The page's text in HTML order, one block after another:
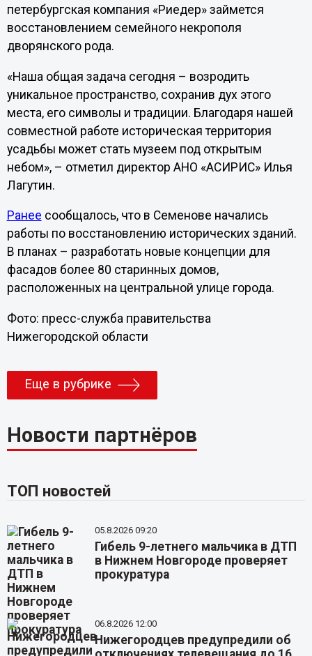
петербургская компания «Риедер» займется
восстановлением семейного некрополя
дворянского рода.
«Наша общая задача сегодня – возродить
уникальное пространство, сохранив дух этого
места, его символы и традиции. Благодаря нашей
совместной работе историческая территория
усадьбы может стать музеем под открытым
небом», – отметил директор АНО «АСИРИС» Илья
Лагутин.
Ранее сообщалось, что в Семенове начались
работы по восстановлению исторических зданий.
В планах – разработать новые концепции для
фасадов более 80 старинных домов,
расположенных на центральной улице города.
Фото: пресс-служба правительства
Нижегородской области
Еще в рубрике
Новости партнёров
ТОП новостей
05.8.2026 09:20
Гибель 9-летнего мальчика в ДТП
в Нижнем Новгороде проверяет
прокуратура
06.8.2026 12:00
Нижегородцев предупредили об